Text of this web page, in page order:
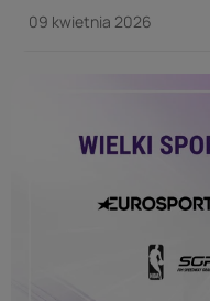
dla swojego biznesu w
09 kwietnia 2026